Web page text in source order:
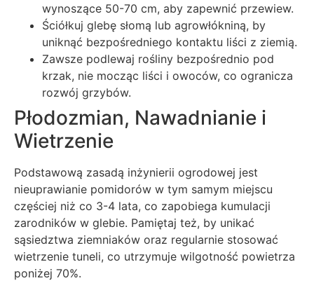
wynoszące 50-70 cm, aby zapewnić przewiew.
Ściółkuj glebę słomą lub agrowłókniną, by
uniknąć bezpośredniego kontaktu liści z ziemią.
Zawsze podlewaj rośliny bezpośrednio pod
krzak, nie mocząc liści i owoców, co ogranicza
rozwój grzybów.
Płodozmian, Nawadnianie i
Wietrzenie
Podstawową zasadą inżynierii ogrodowej jest
nieuprawianie pomidorów w tym samym miejscu
częściej niż co 3-4 lata, co zapobiega kumulacji
zarodników w glebie. Pamiętaj też, by unikać
sąsiedztwa ziemniaków oraz regularnie stosować
wietrzenie tuneli, co utrzymuje wilgotność powietrza
poniżej 70%.